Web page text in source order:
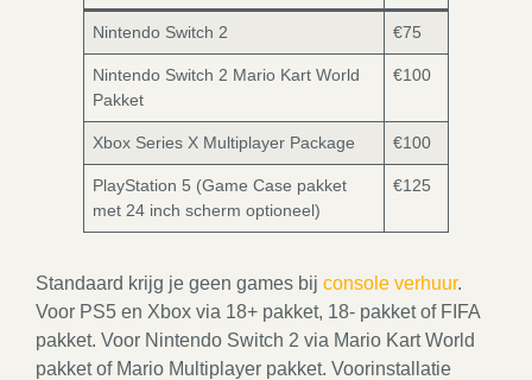
Nintendo Switch 2 €75
Nintendo Switch 2 Mario Kart World
Pakket
€100
Xbox Series X Multiplayer Package €100
PlayStation 5 (Game Case pakket
met 24 inch scherm optioneel)
€125
Standaard krijg je geen games bij console verhuur.
Voor PS5 en Xbox via 18+ pakket, 18- pakket of FIFA
pakket. Voor Nintendo Switch 2 via Mario Kart World
pakket of Mario Multiplayer pakket. Voorinstallatie